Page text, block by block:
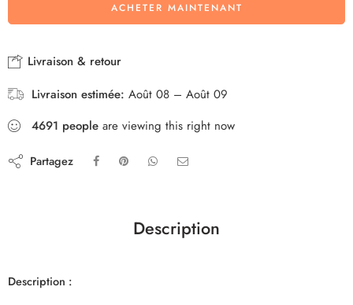
ACHETER MAINTENANT
Livraison & retour
Livraison estimée: Août 08 – Août 09
4691 people are viewing this right now
Partagez
Description
Description :